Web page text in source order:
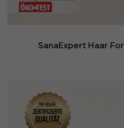
SanaExpert Haar